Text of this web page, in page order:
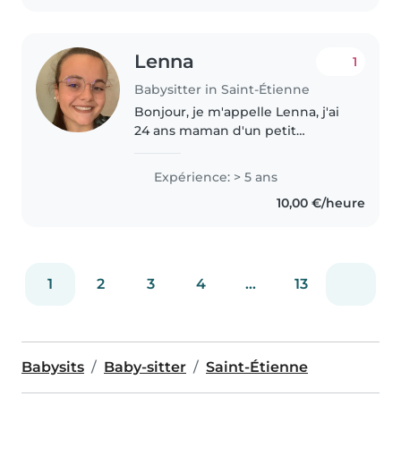
Lenna
Babysitter in Saint-Étienne
1
Bonjour, je m'appelle Lenna, j'ai
24 ans maman d'un petit
en science de l'éducation et d'un
CAP petite enfance, j'ai acquis
une solide expérience auprès..
Expérience: > 5 ans
10,00 €/heure
1 2 3 4 ... 13
Babysits Baby-sitter Saint-Étienne